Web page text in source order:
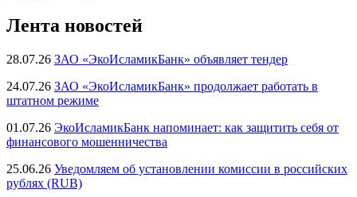
Лента новостей
28.07.26 ЗАО «ЭкоИсламикБанк» объявляет тендер
24.07.26 ЗАО «ЭкоИсламикБанк» продолжает работать в
штатном режиме
01.07.26 ЭкоИсламикБанк напоминает: как защитить себя от
финансового мошенничества
25.06.26 Уведомляем об установлении комиссии в российских
рублях (RUB)